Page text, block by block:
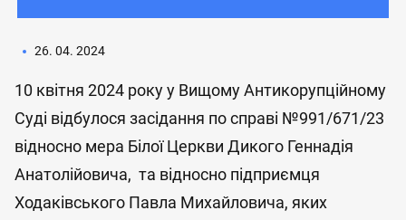
26. 04. 2024
10 квітня 2024 року у Вищому Антикорупційному
Суді відбулося засідання по справі №991/671/23
відносно мера Білої Церкви Дикого Геннадія
Анатолійовича, та відносно підприємця
Ходаківського Павла Михайловича, яких